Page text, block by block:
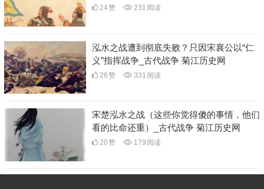
24赞 231 阅读
泓水之战遭到彻底失败？只因宋襄公以“仁
义”指挥战争_古代战争 菊江历史网
26赞 331 阅读
宋楚泓水之战（这些你觉得傻的事情，他们
看的比命还重）_古代战争 菊江历史网
20赞 179 阅读